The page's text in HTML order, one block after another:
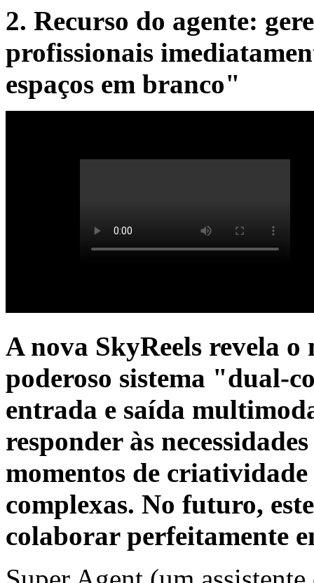
2. Recurso do agente:
profissionais
espaços em branco"
A nova SkyReels revela
poderoso sistema "dual-
entrada e saída
responder às
momentos de
complexas. No futuro,
colaborar perfeitamente